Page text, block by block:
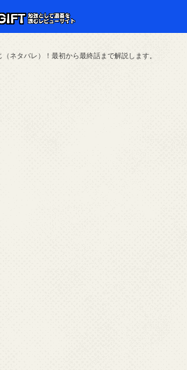
ネタバレ）！最初から最終話まで解説します。